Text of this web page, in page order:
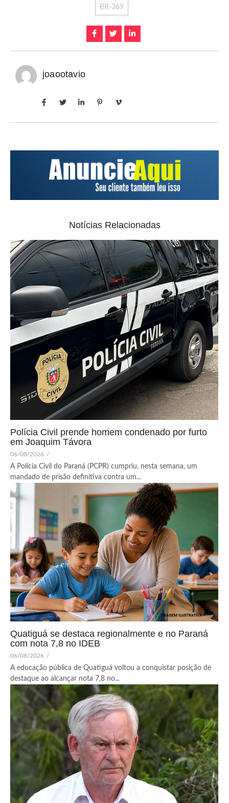
BR-369
joaootavio
Notícias Relacionadas
Polícia Civil prende homem condenado por furto
em Joaquim Távora
06/08/2026 /
A Polícia Civil do Paraná (PCPR) cumpriu, nesta semana, um
mandado de prisão definitiva contra um...
Quatiguá se destaca regionalmente e no Paraná
com nota 7,8 no IDEB
06/08/2026 /
A educação pública de Quatiguá voltou a conquistar posição de
destaque ao alcançar nota 7,8 no...